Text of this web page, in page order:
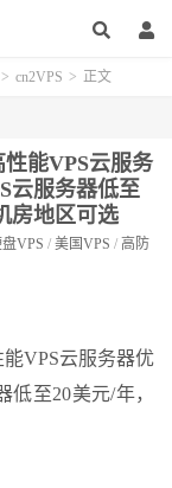
> cn2VPS > 正文
能VPS云服务
云服务器低至
房地区可选
VPS / 美国VPS / 高防